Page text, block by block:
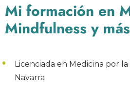
Mi formación en
Mindfulness y
Licenciada en Medicina por
Navarra